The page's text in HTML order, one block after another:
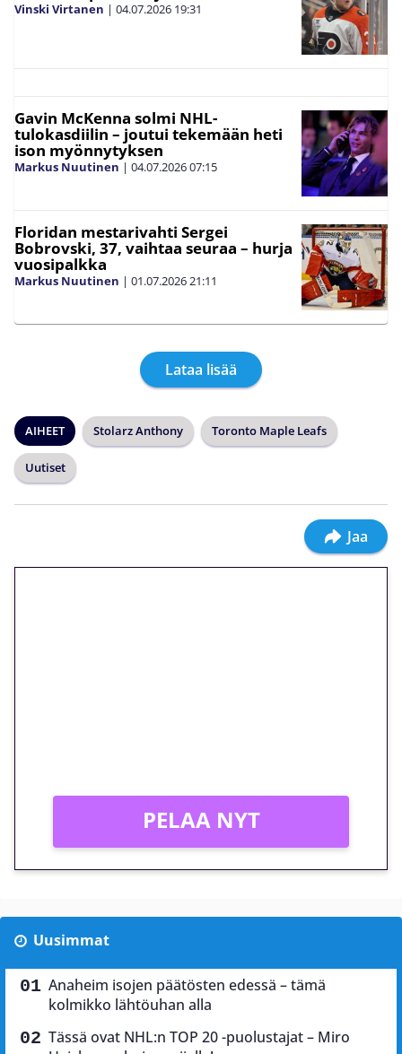
Vinski Virtanen | 04.07.2026 19:31
Gavin McKenna solmi NHL-
tulokasdiilin – joutui tekemään heti
ison myönnytyksen
Markus Nuutinen | 04.07.202607:15
Floridan mestarivahti Sergei
Bobrovski, 37, vaihtaa seuraa – hurja
vuosipalkka
Markus Nuutinen | 01.07.202621:11
Lataa lisää
AIHEET Stolarz Anthony Toronto Maple Leafs
Uutiset
Jaa
PELAA NYT
Uusimmat
Anaheim isojen päätösten edessä – tämä
kolmikko lähtöuhan alla
Tässä ovat NHL:n TOP 20 -puolustajat – Miro